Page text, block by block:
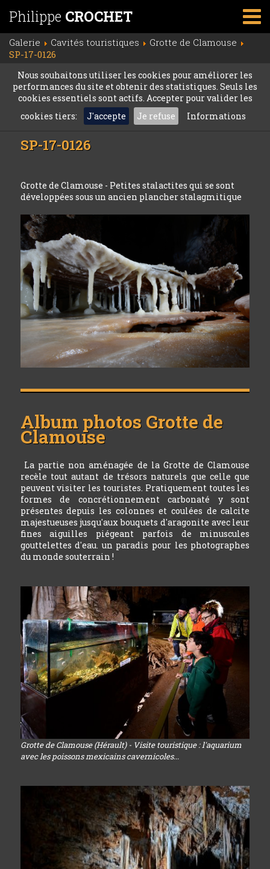
Philippe CROCHET
Galerie Cavités touristiques
Grotte de Clamouse
SP-17-0126
Nous souhaitons utiliser les cookies pour améliorer les
performances du site et obtenir des statistiques. Seuls les
cookies essentiels sont actifs. Accepter pour valider les
cookies tiers:
J'accepte Je refuse Informations
SP-17-0126
Grotte de Clamouse - Petites stalactites qui se sont
développées sous un ancien plancher stalagmitique
Album photos Grotte de
Clamouse
La partie non aménagée de la Grotte de Clamouse
recèle tout autant de trésors naturels que celle que
peuvent visiter les touristes. Pratiquement toutes les
formes de concrétionnement carbonaté y sont
présentes depuis les colonnes et coulées de calcite
majestueuses jusqu'aux bouquets d'aragonite avec leur
fines aiguilles piégeant parfois de minuscules
gouttelettes d'eau. un paradis pour les photographes
du monde souterrain !
Grotte de Clamouse (Hérault) - Visite touristique : l'aquarium
avec les poissons mexicains cavernicoles...